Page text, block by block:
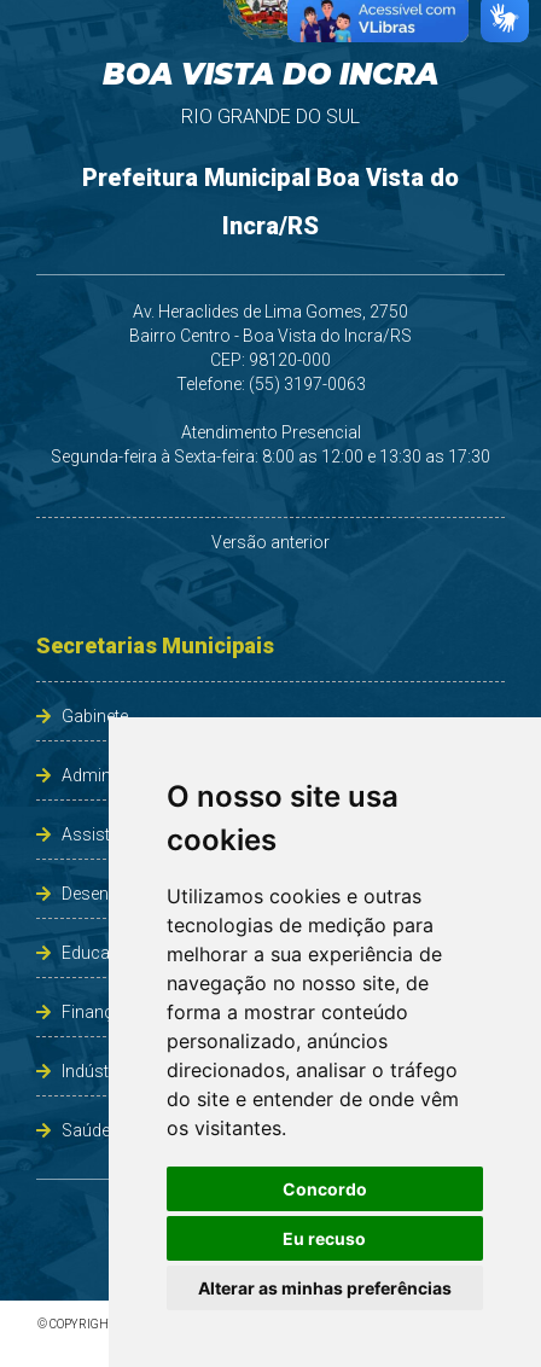
O nosso site usa
cookies
Utilizamos cookies e outras
tecnologias de medição para
melhorar a sua experiência de
navegação no nosso site, de
forma a mostrar conteúdo
personalizado, anúncios
direcionados, analisar o tráfego
do site e entender de onde vêm
os visitantes.
Concordo
Eu recuso
Alterar as minhas preferências
BOA VISTA DO INCRA
RIO GRANDE DO SUL
Prefeitura Municipal Boa Vista do
Incra/RS
Av. Heraclides de Lima Gomes, 2750
Bairro Centro - Boa Vista do Incra/RS
CEP: 98120-000
Telefone: (55) 3197-0063
Atendimento Presencial
Segunda-feira à Sexta-feira: 8:00 as 12:00 e 13:30 as 17:30
Versão anterior
Secretarias Municipais
Gabinete
Administração e Planejamento
Assistência Social e Habitação
Desenvolvimento e Obras
Educação, Cultura, Desporto, Lazer e Turismo
Finanças
Indústria, Comércio, Agricultura e Meio Ambiente
Saúde
© COPYRIGHT 2026 - TODOS OS DIREITOS RESERVADOS À PREFEITURA DE BOA VISTA DO